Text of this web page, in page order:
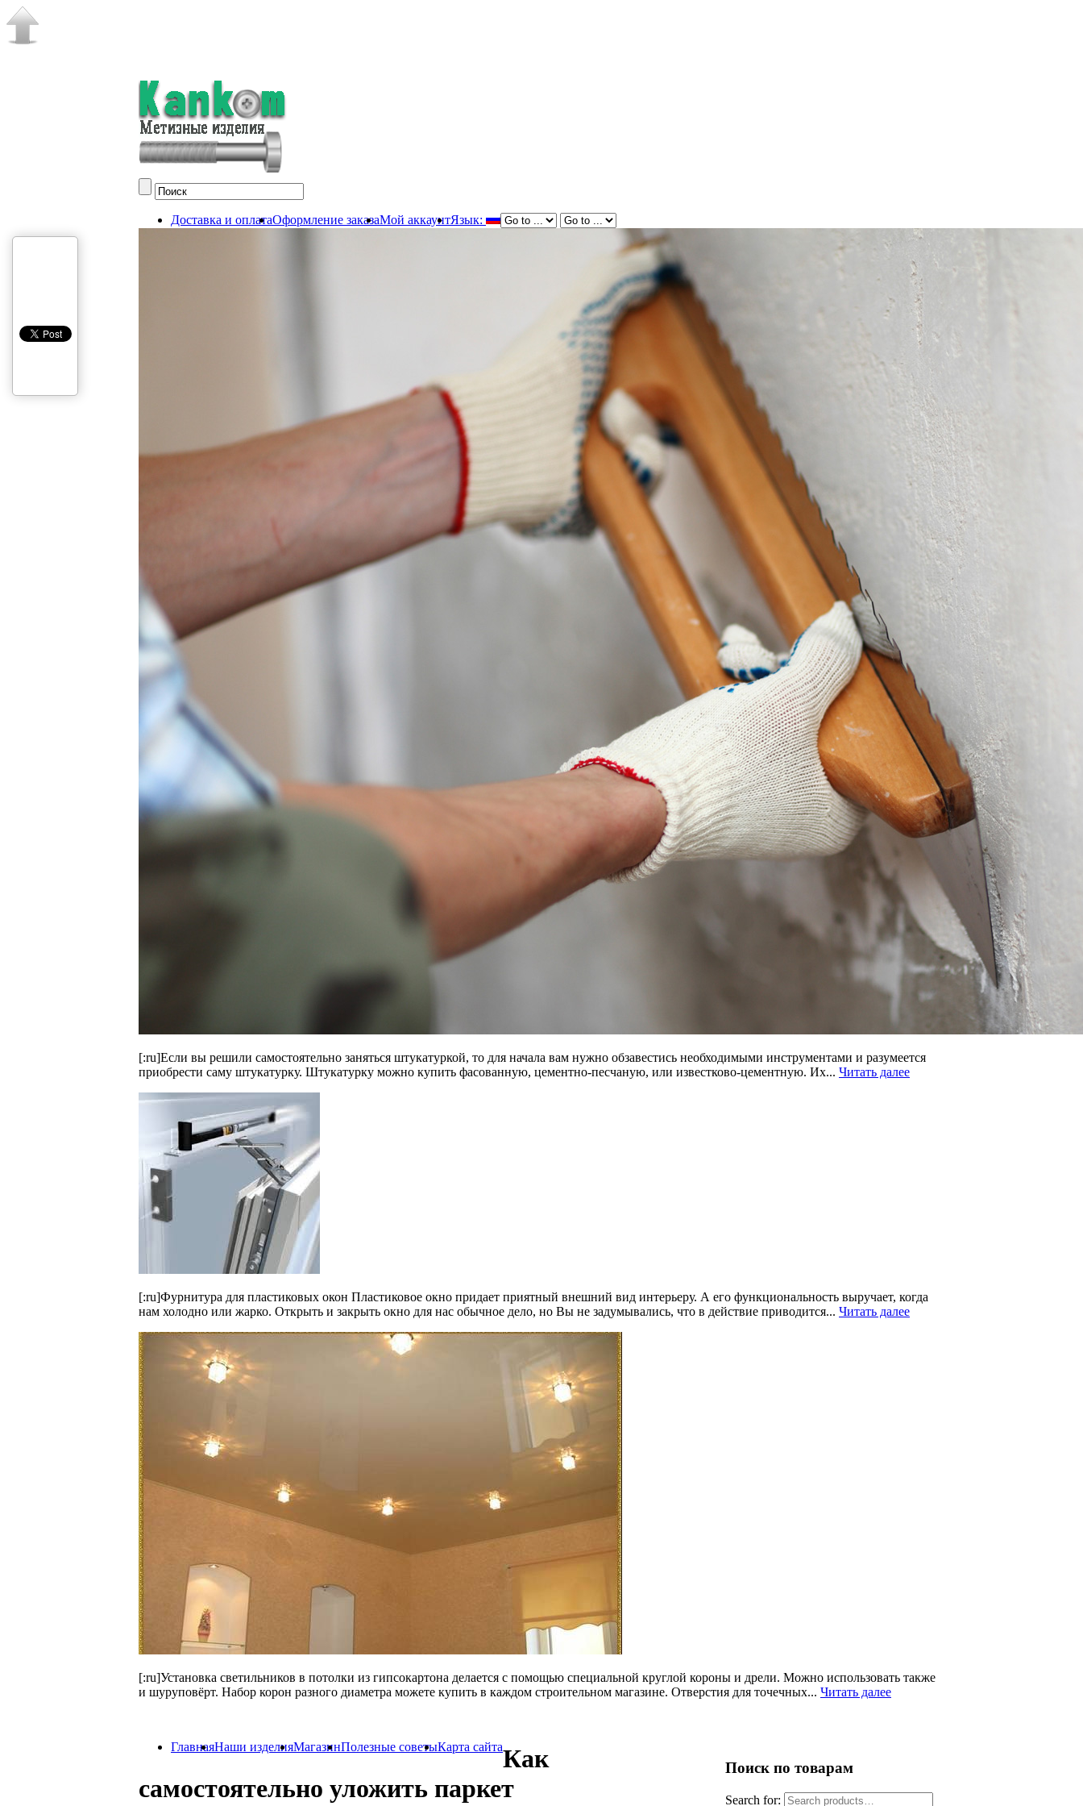
Доставка и оплатаОформление заказаМой аккаунтЯзык:
[:ru]Если вы решили самостоятельно заняться штукатуркой, то для начала вам нужно обзавестись необходимыми инструментами и разумеется
приобрести саму штукатурку. Штукатурку можно купить фасованную, цементно-песчаную, или известково-цементную. Их... Читать далее
[:ru]Фурнитура для пластиковых окон Пластиковое окно придает приятный внешний вид интерьеру. А его функциональность выручает, когда
нам холодно или жарко. Открыть и закрыть окно для нас обычное дело, но Вы не задумывались, что в действие приводится... Читать далее
[:ru]Установка светильников в потолки из гипсокартона делается с помощью специальной круглой короны и дрели. Можно использовать также
и шуруповёрт. Набор корон разного диаметра можете купить в каждом строительном магазине. Отверстия для точечных... Читать далее
ГлавнаяНаши изделияМагазинПолезные советыКарта сайта
Поиск по товарам
Search for:
Как
самостоятельно уложить паркет